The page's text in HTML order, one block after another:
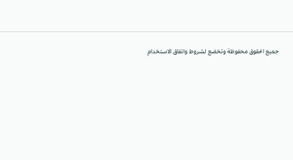
جميع الحقوق محفوظة وتخضع لشروط واتفاق الاستخدام